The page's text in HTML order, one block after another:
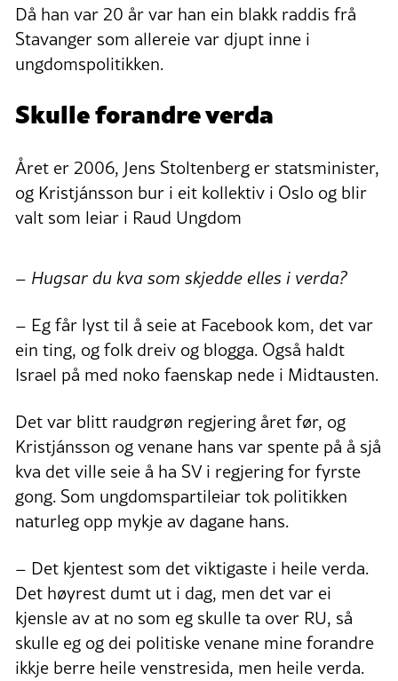
Då han var 20 år var han ein blakk raddis frå
Stavanger som allereie var djupt inne i
ungdomspolitikken.
Skulle forandre verda
Året er 2006, Jens Stoltenberg er statsminister,
og Kristjánsson bur i eit kollektiv i Oslo og blir
valt som leiar i Raud Ungdom
– Hugsar du kva som skjedde elles i verda?
– Eg får lyst til å seie at Facebook kom, det var
ein ting, og folk dreiv og blogga. Også haldt
Israel på med noko faenskap nede i Midtausten.
Det var blitt raudgrøn regjering året før, og
Kristjánsson og venane hans var spente på å sjå
kva det ville seie å ha SV i regjering for fyrste
gong. Som ungdomspartileiar tok politikken
naturleg opp mykje av dagane hans.
– Det kjentest som det viktigaste i heile verda.
Det høyrest dumt ut i dag, men det var ei
kjensle av at no som eg skulle ta over RU, så
skulle eg og dei politiske venane mine forandre
ikkje berre heile venstresida, men heile verda.